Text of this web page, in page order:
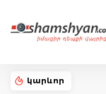
կարևոր